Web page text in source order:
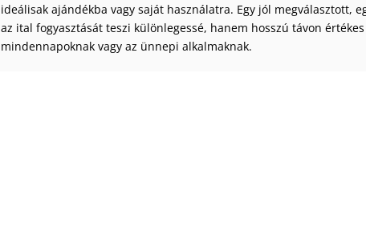
ideálisak ajándékba vagy saját használatra. Egy jól megválasztott,
az ital fogyasztását teszi különlegessé, hanem hosszú távon
mindennapoknak vagy az ünnepi alkalmaknak.